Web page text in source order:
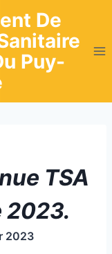
De
Puy-
TSA
2023.
2023